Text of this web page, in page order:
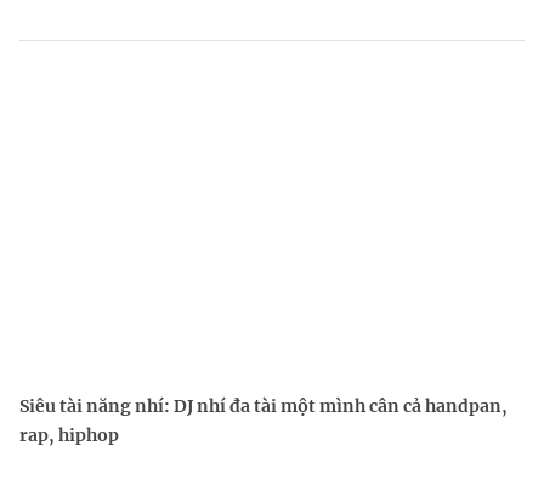
Siêu tài năng nhí: DJ nhí đa tài một mình cân cả handpan,
rap, hiphop